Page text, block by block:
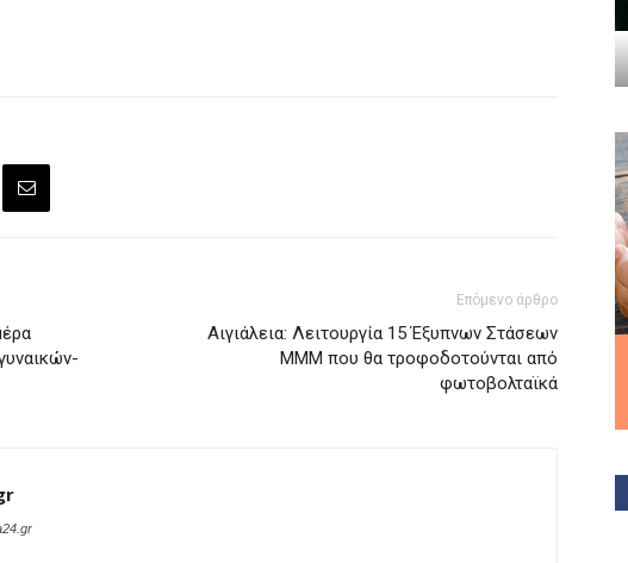
Επόμενο άρθρο
Αιγιάλεια: Λειτουργία 15 Έξυπνων Στάσεων
ΜΜΜ που θα τροφοδοτούνται από
φωτοβολταϊκά